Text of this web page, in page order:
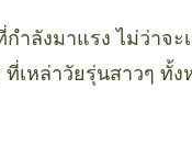
ลังมาแรง ไม่ว่าจะ
เหล่าวัยรุ่นสาวๆ ทั้